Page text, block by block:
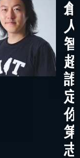
智
志